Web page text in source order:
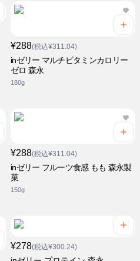
¥288(税込¥311.04)
inゼリー マルチビタミンカロリー
ゼロ 森永
180g
¥288(税込¥311.04)
inゼリー フルーツ食感 もも 森永製
菓
150g
¥278(税込¥300.24)